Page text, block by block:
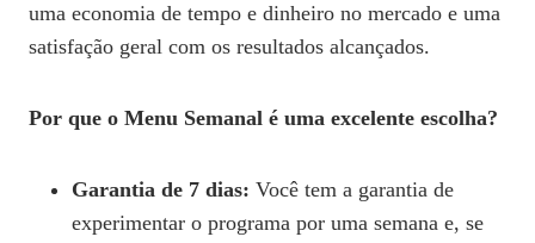
uma economia de tempo e dinheiro no mercado e uma
satisfação geral com os resultados alcançados.
Por que o Menu Semanal é uma excelente escolha?
Garantia de 7 dias: Você tem a garantia de
experimentar o programa por uma semana e, se